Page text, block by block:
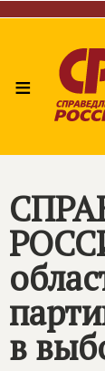
≡
в